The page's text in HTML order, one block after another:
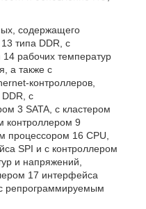
содержащего
типа DDR, с
рабочих температур
а также с
контроллеров,
с
3 SATA, с кластером
контроллером 9
процессором 16 CPU,
SPI и с контроллером
и напряжений,
17 интерфейса
репрограммируемым